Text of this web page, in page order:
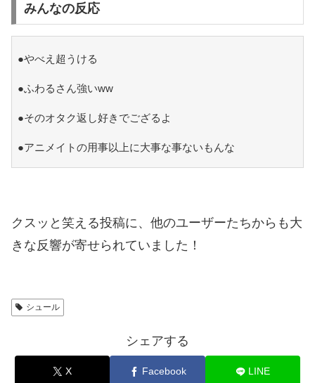
みんなの反応
●やべえ超うける
●ふわるさん強いww
●そのオタク返し好きでござるよ
●アニメイトの用事以上に大事な事ないもんな
クスッと笑える投稿に、他のユーザーたちからも大
きな反響が寄せられていました！
シュール
シェアする
X Facebook LINE